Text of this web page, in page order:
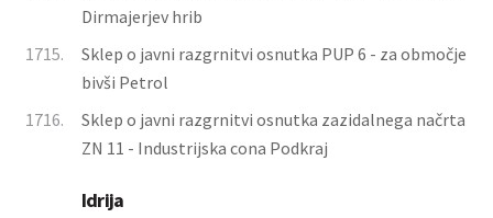
Dirmajerjev hrib
1715.
Sklep o javni razgrnitvi osnutka PUP 6 - za območje
bivši Petrol
1716.
Sklep o javni razgrnitvi osnutka zazidalnega načrta
ZN 11 - Industrijska cona Podkraj
Idrija